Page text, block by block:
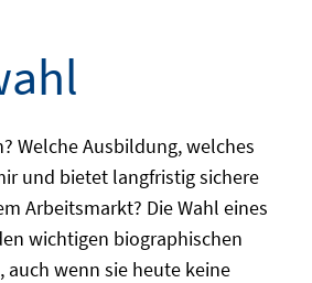
Welche Ausbildung, welches
und bietet langfristig sichere
Arbeitsmarkt? Die Wahl eines
wichtigen biographischen
auch wenn sie heute keine